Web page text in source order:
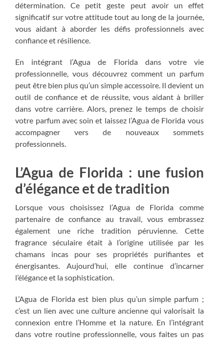
détermination. Ce petit geste peut avoir un effet
significatif sur votre attitude tout au long de la journée,
vous aidant à aborder les défis professionnels avec
confiance et résilience.
En intégrant l’Agua de Florida dans votre vie
professionnelle, vous découvrez comment un parfum
peut être bien plus qu’un simple accessoire. Il devient un
outil de confiance et de réussite, vous aidant à briller
dans votre carrière. Alors, prenez le temps de choisir
votre parfum avec soin et laissez l’Agua de Florida vous
accompagner vers de nouveaux sommets
professionnels.
L’Agua de Florida : une fusion
d’élégance et de tradition
Lorsque vous choisissez l’Agua de Florida comme
partenaire de confiance au travail, vous embrassez
également une riche tradition péruvienne. Cette
fragrance séculaire était à l’origine utilisée par les
chamans incas pour ses propriétés purifiantes et
énergisantes. Aujourd’hui, elle continue d’incarner
l’élégance et la sophistication.
L’Agua de Florida est bien plus qu’un simple parfum ;
c’est un lien avec une culture ancienne qui valorisait la
connexion entre l’Homme et la nature. En l’intégrant
dans votre routine professionnelle, vous faites un pas